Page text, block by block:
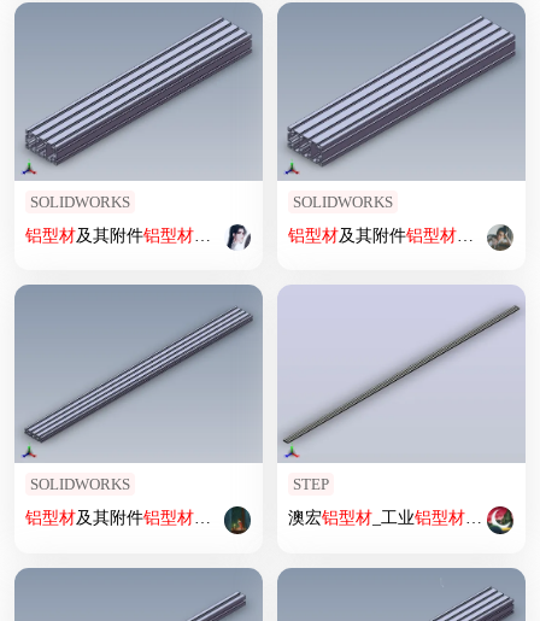
SOLIDWORKS
铝型材及其附件铝型材及其附件1.11.40.080160.12
SOLIDWORKS
铝型材及其附件铝型材及其附件
SOLIDWORKS
铝型材及其附件铝型材及其附件1.11.20.020080.10
STEP
澳宏铝型材_工业铝型材20120国标